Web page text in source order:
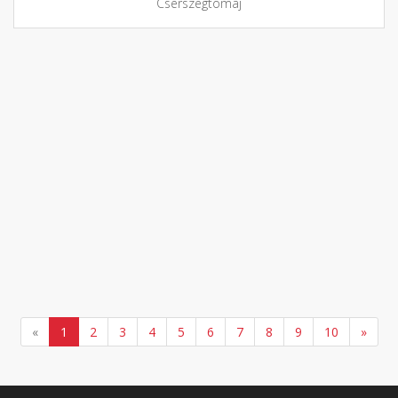
« 1 2 3 4 5 6 7 8 9 10 »